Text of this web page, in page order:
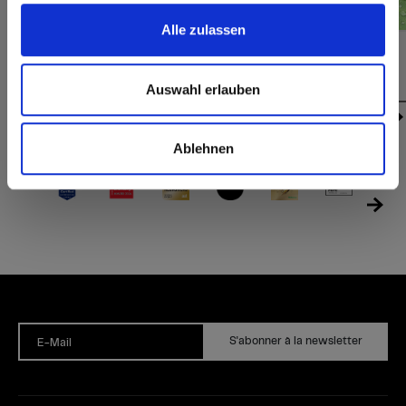
Alle zulassen
Auswahl erlauben
Ablehnen
P952 Wet Grass P956 Wet Leaves
E-Mail S'abonner à la newsletter